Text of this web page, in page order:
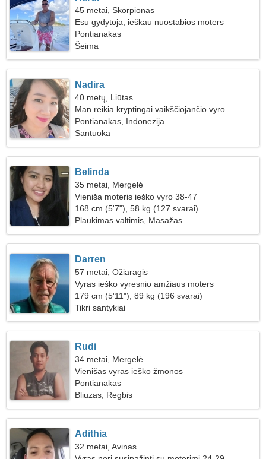
45 metai, Skorpionas
Esu gydytoja, ieškau nuostabios moters
Pontianakas
Šeima
Nadira
40 metų, Liūtas
Man reikia kryptingai vaikščiojančio vyro
Pontianakas, Indonezija
Santuoka
Belinda
35 metai, Mergelė
Vieniša moteris ieško vyro 38-47
168 cm (5'7"), 58 kg (127 svarai)
Plaukimas valtimis, Masažas
Darren
57 metai, Ožiaragis
Vyras ieško vyresnio amžiaus moters
179 cm (5'11"), 89 kg (196 svarai)
Tikri santykiai
Rudi
34 metai, Mergelė
Vienišas vyras ieško žmonos
Pontianakas
Bliuzas, Regbis
Adithia
32 metai, Avinas